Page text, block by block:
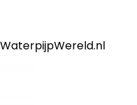
WaterpijpWereld.nl